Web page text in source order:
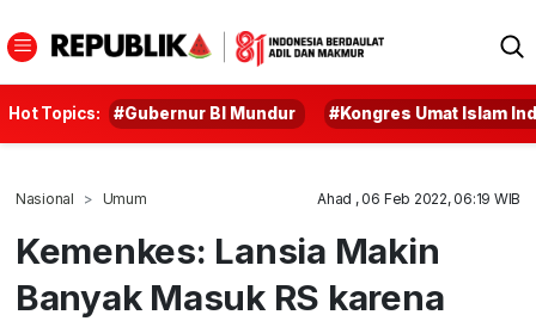
Hot Topics: #Gubernur BI Mundur #Kongres Umat Islam
Nasional Umum Ahad , 06 Feb 2022, 06:19 WIB
Kemenkes: Lansia Makin
Banyak Masuk RS karena